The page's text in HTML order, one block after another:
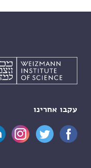
עקבו אחרינו